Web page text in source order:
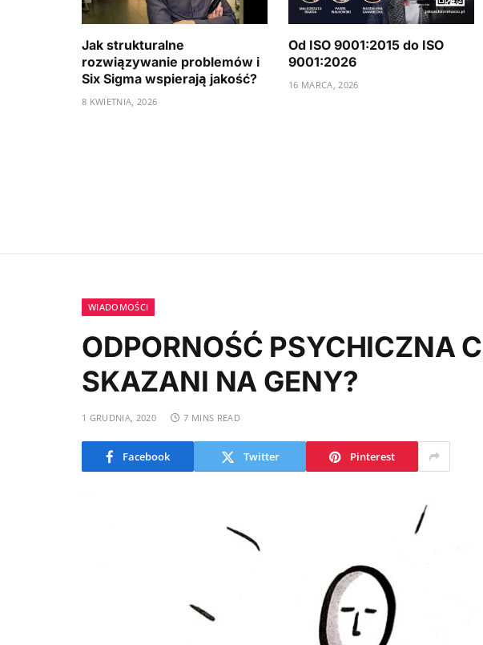
Jak strukturalne
rozwiązywanie problemów i
Six Sigma wspierają jakość?
8 KWIETNIA, 2026
Od ISO 9001:2015 do ISO
9001:2026
16 MARCA, 2026
WIADOMOŚCI
ODPORNOŚĆ PSYCHICZNA
SKAZANI NA GENY?
1 GRUDNIA, 2020 7 MINS READ
Facebook Twitter Pinterest